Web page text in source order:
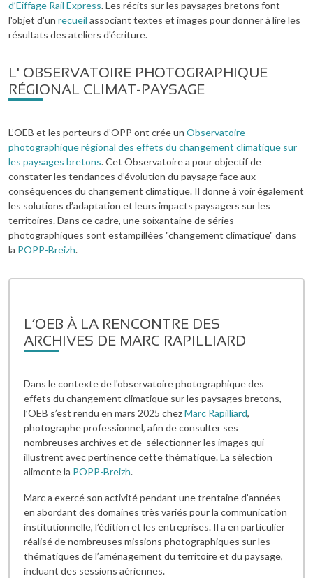
d’Eiffage Rail Express. Les récits sur les paysages bretons font
l'objet d'un recueil associant textes et images pour donner à lire les
résultats des ateliers d'écriture.
L' OBSERVATOIRE PHOTOGRAPHIQUE
RÉGIONAL CLIMAT-PAYSAGE
L’OEB et les porteurs d’OPP ont crée un Observatoire
photographique régional des effets du changement climatique sur
les paysages bretons. Cet Observatoire a pour objectif de
constater les tendances d’évolution du paysage face aux
conséquences du changement climatique. Il donne à voir également
les solutions d’adaptation et leurs impacts paysagers sur les
territoires. Dans ce cadre, une soixantaine de séries
photographiques sont estampillées "changement climatique" dans
la POPP-Breizh.
L’OEB À LA RENCONTRE DES
ARCHIVES DE MARC RAPILLIARD
Dans le contexte de l'observatoire photographique des
effets du changement climatique sur les paysages bretons,
l’OEB s’est rendu en mars 2025 chezMarc Rapilliard,
photographe professionnel, afin de consulter ses
nombreuses archives et de sélectionner les images qui
illustrent avec pertinence cette thématique. La sélection
alimente la POPP-Breizh.
Marc a exercé son activité pendant une trentaine d’années
en abordant des domaines très variés pour la communication
institutionnelle, l’édition et les entreprises. Il a en particulier
réalisé de nombreuses missions photographiques sur les
thématiques de l’aménagement du territoire et du paysage,
incluant des sessions aériennes.